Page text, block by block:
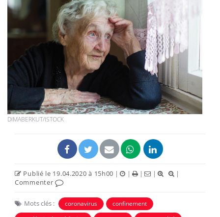
DIMABERKUT/ISTOCK
Publié le 19.04.2020 à 15h00 | | | |
|
Commenter
Mots clés : coronavirus
confinement